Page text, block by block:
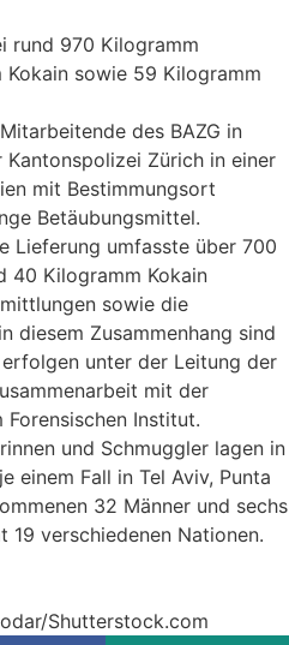
rund 970 Kilogramm
sowie 59 Kilogramm
des BAZG in
Zürich in einer
mit Bestimmungsort
Betäubungsmittel.
Lieferung umfasste über 700
40 Kilogramm Kokain
sowie die
diesem Zusammenhang sind
unter der Leitung der
mit der
Institut.
und Schmuggler lagen in
einem Fall in Tel Aviv, Punta
32 Männer und sechs
19 verschiedenen Nationen.
Shutterstock.com